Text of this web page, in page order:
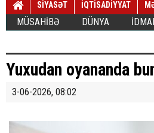
SİYASƏT İQTİSADİYYAT
MÜSAHİBƏ DÜNYA
Yuxudan oyananda
3-06-2026, 08:02